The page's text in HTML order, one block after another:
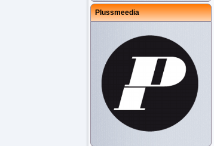
Plussmeedia